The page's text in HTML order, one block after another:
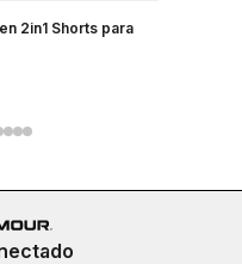
2in1 Shorts para